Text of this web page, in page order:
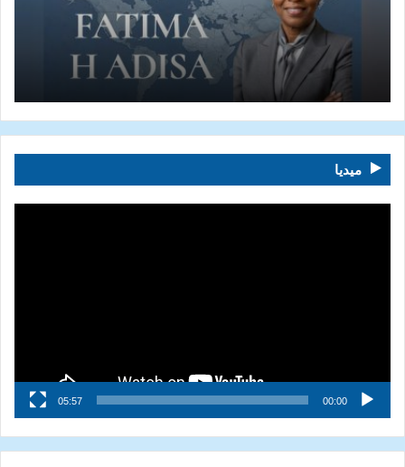
ميديا
00:00
05:57